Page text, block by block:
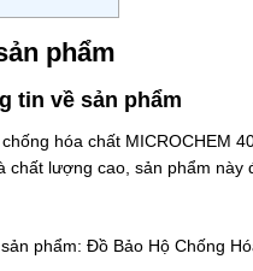
phẩm
tin về sản phẩm
chống hóa chất MICROCHEM
chất lượng cao, sản phẩm
phẩm: Đồ Bảo Hộ Chống